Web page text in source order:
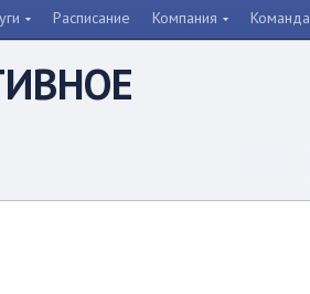
Расписание Компания Команда